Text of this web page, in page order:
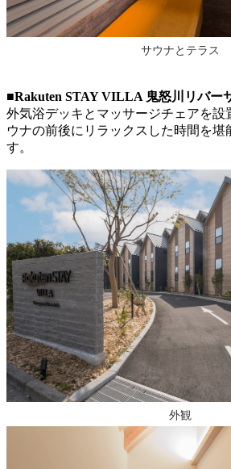
サウナとテラス
■Rakuten STAY VILLA 鬼怒川リバー
外気浴デッキとマッサージチェアを設
ウナの前後にリラックスした時間を堪
す。
外観